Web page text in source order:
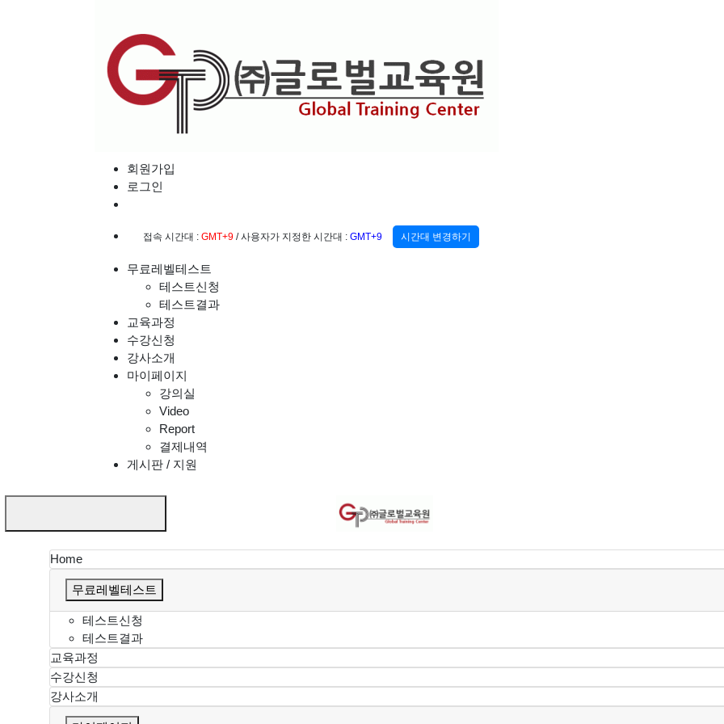
회원가입
로그인
접속 시간대 : GMT+9 / 사용자가 지정한 시간대 : GMT+9 시간대 변경하기
무료레벨테스트
테스트신청
테스트결과
교육과정
수강신청
강사소개
마이페이지
강의실
Video
Report
결제내역
게시판 / 지원
Home
무료레벨테스트
테스트신청
테스트결과
교육과정
수강신청
강사소개